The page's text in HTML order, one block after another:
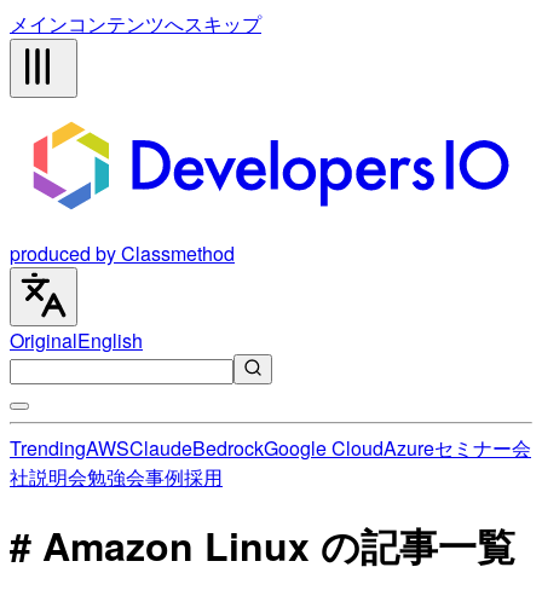
メインコンテンツへスキップ
produced by Classmethod
OriginalEnglish
TrendingAWSClaudeBedrockGoogle CloudAzureセミナー会
社説明会勉強会事例採用
# Amazon Linux の記事一覧